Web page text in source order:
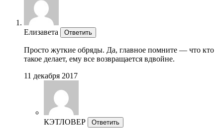
Елизавета Ответить
Просто жуткие обряды. Да, главное помните — что кто
такое делает, ему все возвращается вдвойне.
11 декабря 2017
КЭТЛОВЕР Ответить